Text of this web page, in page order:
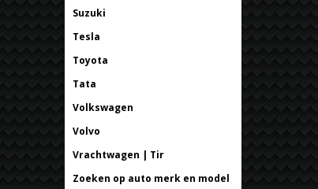
Suzuki
Tesla
Toyota
Tata
Volkswagen
Volvo
Vrachtwagen | Tir
Zoeken op auto merk en model